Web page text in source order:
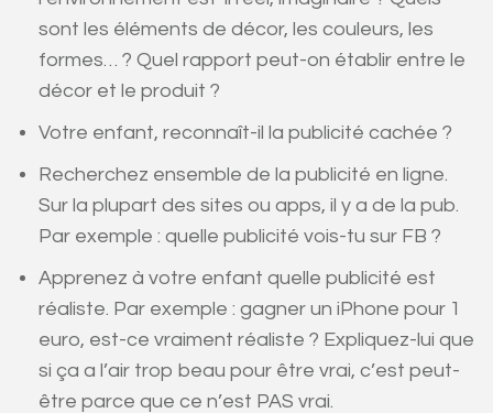
sont les éléments de décor, les couleurs, les
formes… ? Quel rapport peut-on établir entre le
décor et le produit ?
Votre enfant, reconnaît-il la publicité cachée ?
Recherchez ensemble de la publicité en ligne.
Sur la plupart des sites ou apps, il y a de la pub.
Par exemple : quelle publicité vois-tu sur FB ?
Apprenez à votre enfant quelle publicité est
réaliste. Par exemple : gagner un iPhone pour 1
euro, est-ce vraiment réaliste ? Expliquez-lui que
si ça a l’air trop beau pour être vrai, c’est peut-
être parce que ce n’est PAS vrai.